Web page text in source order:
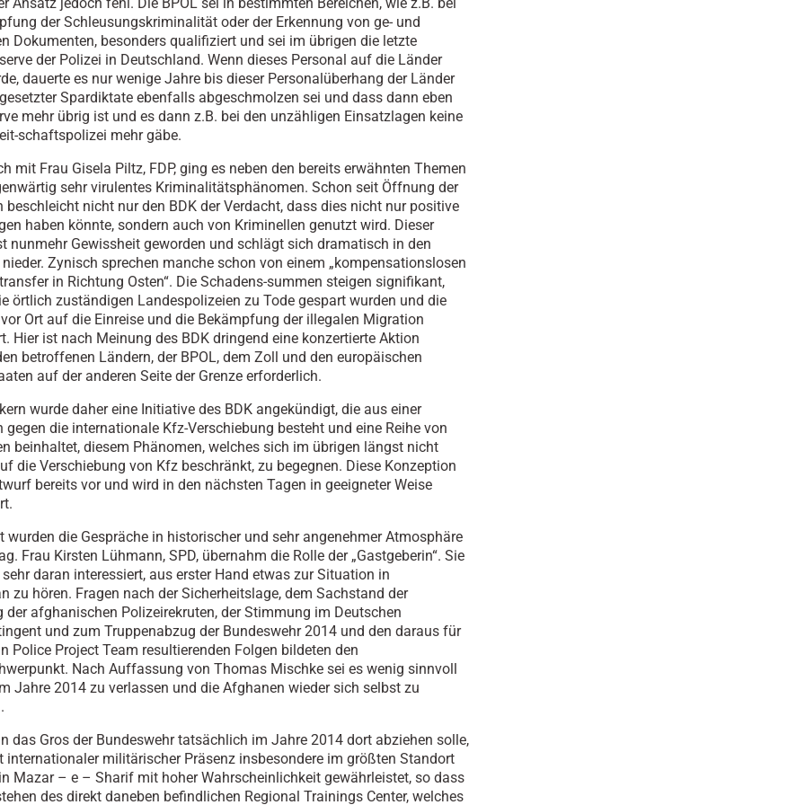
der Schleusungskriminalität oder der Erkennung von ge- und
Dokumenten, besonders qualifiziert und sei im übrigen die letzte
der Polizei in Deutschland. Wenn dieses Personal auf die Länder
dauerte es nur wenige Jahre bis dieser Personalüberhang der Länder
Spardiktate ebenfalls abgeschmolzen sei und dass dann eben
mehr übrig ist und es dann z.B. bei den unzähligen Einsatzlagen keine
schaftspolizei mehr gäbe.
mit Frau Gisela Piltz, FDP, ging es neben den bereits erwähnten Themen
sehr virulentes Kriminalitätsphänomen. Schon seit Öffnung der
beschleicht nicht nur den BDK der Verdacht, dass dies nicht nur positive
haben könnte, sondern auch von Kriminellen genutzt wird. Dieser
nunmehr Gewissheit geworden und schlägt sich dramatisch in den
Zynisch sprechen manche schon von einem „kompensationslosen
in Richtung Osten“. Die Schadens-summen steigen signifikant,
örtlich zuständigen Landespolizeien zu Tode gespart wurden und die
Ort auf die Einreise und die Bekämpfung der illegalen Migration
Hier ist nach Meinung des BDK dringend eine konzertierte Aktion
betroffenen Ländern, der BPOL, dem Zoll und den europäischen
auf der anderen Seite der Grenze erforderlich.
wurde daher eine Initiative des BDK angekündigt, die aus einer
gegen die internationale Kfz-Verschiebung besteht und eine Reihe von
beinhaltet, diesem Phänomen, welches sich im übrigen längst nicht
die Verschiebung von Kfz beschränkt, zu begegnen. Diese Konzeption
bereits vor und wird in den nächsten Tagen in geeigneter Weise
wurden die Gespräche in historischer und sehr angenehmer Atmosphäre
Frau Kirsten Lühmann, SPD, übernahm die Rolle der „Gastgeberin“. Sie
daran interessiert, aus erster Hand etwas zur Situation in
zu hören. Fragen nach der Sicherheitslage, dem Sachstand der
der afghanischen Polizeirekruten, der Stimmung im Deutschen
und zum Truppenabzug der Bundeswehr 2014 und den daraus für
Police Project Team resultierenden Folgen bildeten den
Nach Auffassung von Thomas Mischke sei es wenig sinnvoll
Jahre 2014 zu verlassen und die Afghanen wieder sich selbst zu
das Gros der Bundeswehr tatsächlich im Jahre 2014 dort abziehen solle,
internationaler militärischer Präsenz insbesondere im größten Standort
Mazar – e – Sharif mit hoher Wahrscheinlichkeit gewährleistet, so dass
des direkt daneben befindlichen Regional Trainings Center, welches